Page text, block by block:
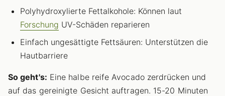
Polyhydroxylierte Fettalkohole: Können laut
Forschung UV-Schäden reparieren
Einfach ungesättigte Fettsäuren: Unterstützen die
Hautbarriere
So geht's: Eine halbe reife Avocado zerdrücken und
auf das gereinigte Gesicht auftragen. 15-20 Minuten